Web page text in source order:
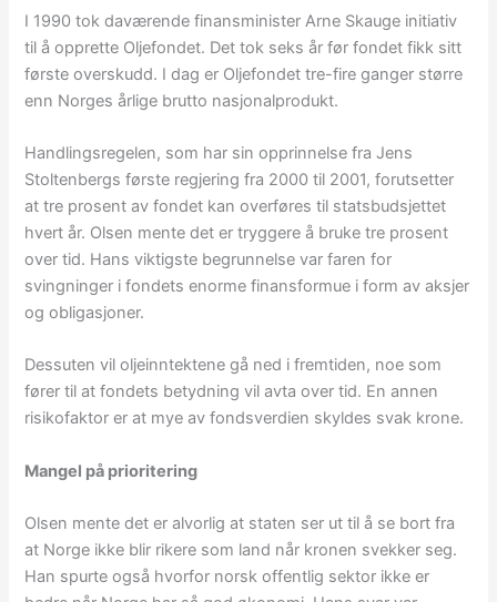
I 1990 tok daværende finansminister Arne Skauge initiativ
til å opprette Oljefondet. Det tok seks år før fondet fikk sitt
første overskudd. I dag er Oljefondet tre-fire ganger større
enn Norges årlige brutto nasjonalprodukt.
Handlingsregelen, som har sin opprinnelse fra Jens
Stoltenbergs første regjering fra 2000 til 2001, forutsetter
at tre prosent av fondet kan overføres til statsbudsjettet
hvert år. Olsen mente det er tryggere å bruke tre prosent
over tid. Hans viktigste begrunnelse var faren for
svingninger i fondets enorme finansformue i form av aksjer
og obligasjoner.
Dessuten vil oljeinntektene gå ned i fremtiden, noe som
fører til at fondets betydning vil avta over tid. En annen
risikofaktor er at mye av fondsverdien skyldes svak krone.
Mangel på prioritering
Olsen mente det er alvorlig at staten ser ut til å se bort fra
at Norge ikke blir rikere som land når kronen svekker seg.
Han spurte også hvorfor norsk offentlig sektor ikke er